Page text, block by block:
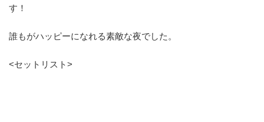
す！
誰もがハッピーになれる素敵な夜でした。
<セットリスト>